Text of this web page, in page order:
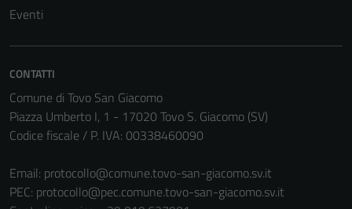
Eventi
CONTATTI
Comune di Tovo San Giacomo
Piazza Umberto I, 1 - 17020 Tovo S. Giacomo (SV)
Codice fiscale / P. IVA: 00338460090
Email: protocollo@comune.tovo-san-giacomo.sv.it
PEC: protocollo@pec.comune.tovo-san-giacomo.sv.it